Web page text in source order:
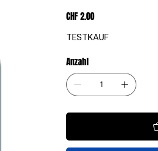
Preis
CHF 2.00
TESTKAUF
Anzahl